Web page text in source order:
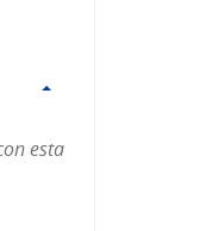
esta